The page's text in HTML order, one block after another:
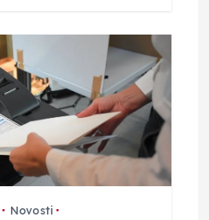
Novosti